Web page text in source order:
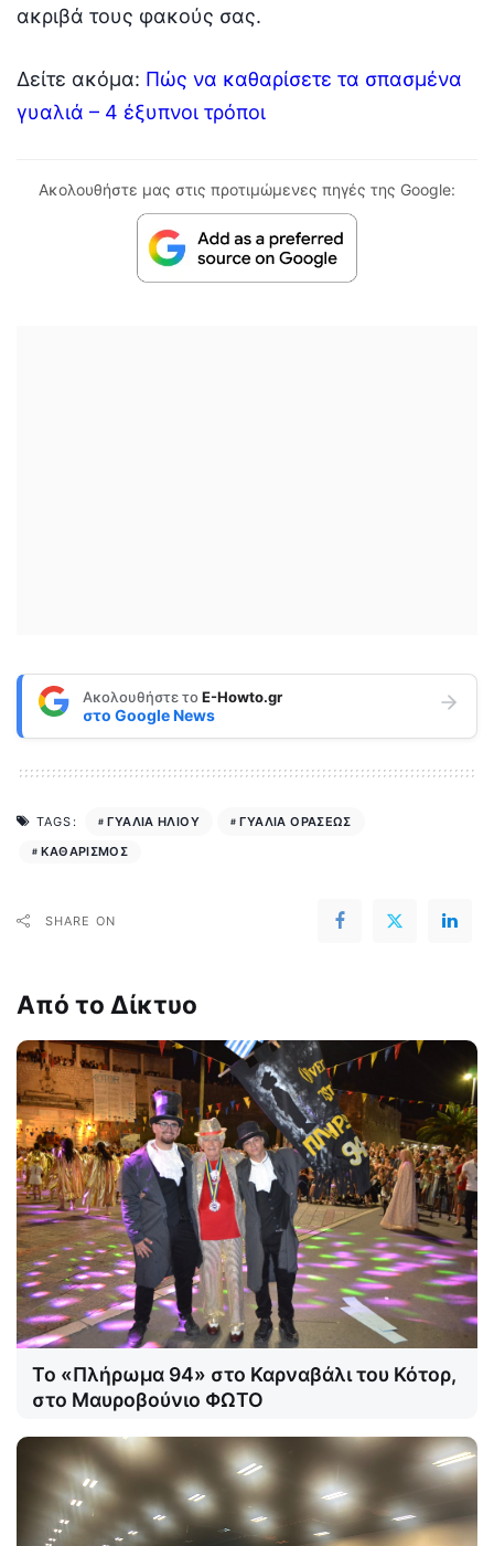
ακριβά τους φακούς σας.
Δείτε ακόμα: Πώς να καθαρίσετε τα σπασμένα
γυαλιά – 4 έξυπνοι τρόποι
Ακολουθήστε μας στις προτιμώμενες πηγές της Google:
Ακολουθήστε τοE-Howto.gr
στο Google News
TAGS: ΓΥΑΛΙΑ ΗΛΙΟΥ
ΓΥΑΛΙΑ ΟΡΑΣΕΩΣ
ΚΑΘΑΡΙΣΜΟΣ
SHARE ON
Από το Δίκτυο
Το «Πλήρωμα 94» στο Καρναβάλι του Κότορ,
στο Μαυροβούνιο ΦΩΤΟ